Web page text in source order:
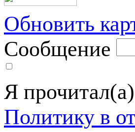
Обновить
Сообщение
Я
Политику в